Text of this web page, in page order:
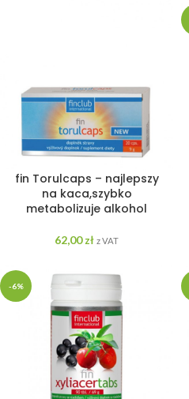
fin Torulcaps – najlepszy
na kaca,szybko
metabolizuje alkohol
62,00zł z VAT
-6%